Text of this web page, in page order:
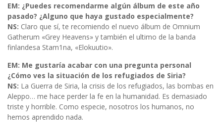
EM: ¿Puedes recomendarme algún álbum de este año
pasado? ¿Alguno que haya gustado especialmente?
NS: Claro que sí, te recomiendo el nuevo álbum de Omnium
Gatherum «Grey Heavens» y también el ultimo de la banda
finlandesa Stam1na, «Elokuutio».
EM: Me gustaría acabar con una pregunta personal
¿Cómo ves la situación de los refugiados de Siria?
NS: La Guerra de Siria, la crisis de los refugiados, las bombas en
Aleppo… me hace perder la fe en la humanidad. Es demasiado
triste y horrible. Como especie, nosotros los humanos, no
hemos aprendido nada.